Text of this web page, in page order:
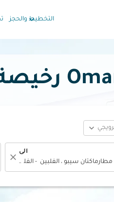
التخطيط والحجز
keyboard_arrow_down
expand_more
الى
close